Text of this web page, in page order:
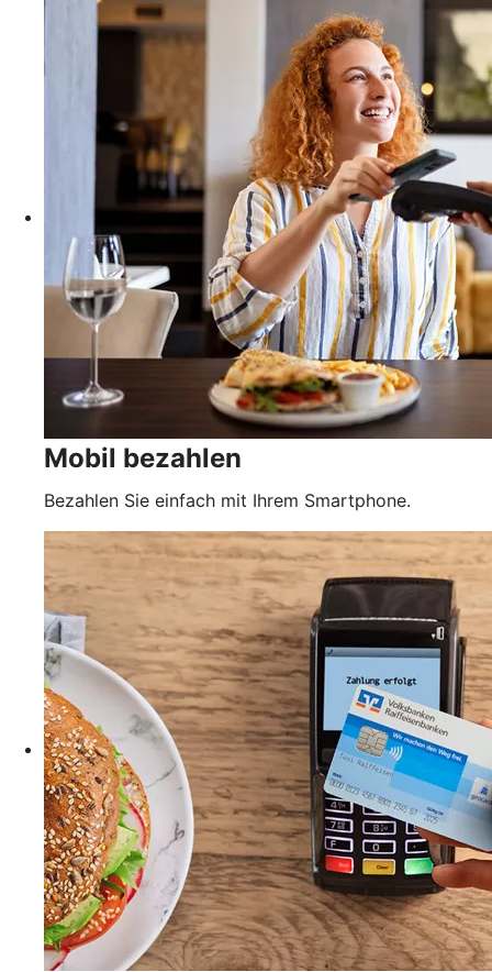
Mobil bezahlen
Bezahlen Sie einfach mit Ihrem Smartphone.